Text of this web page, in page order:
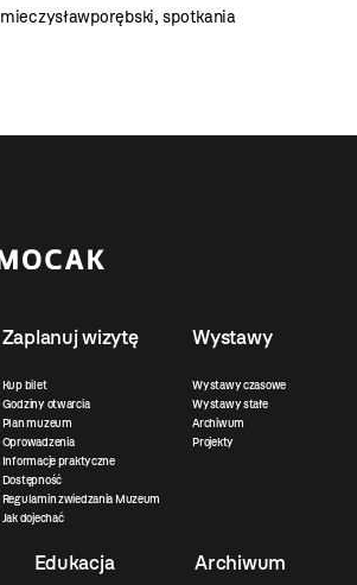
mieczysławporębski,spotkania
Zaplanuj wizytę
Kup bilet
Godziny otwarcia
Plan muzeum
Oprowadzenia
Informacje praktyczne
Dostępność
Regulamin zwiedzania Muzeum
Jak dojechać
Wystawy
Wystawy czasowe
Wystawy stałe
Archiwum
Projekty
Edukacja Archiwum